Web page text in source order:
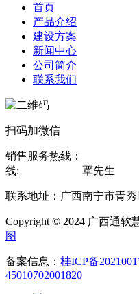
首页
产品介绍
建设方案
新闻中心
公司简介
联系我们
扫码加微信
销售服务热线：
线:
覃先生
联系地址：广西南宁市青
Copyright © 2024 广西通软
图
备案信息： 桂ICP备
45010702001820